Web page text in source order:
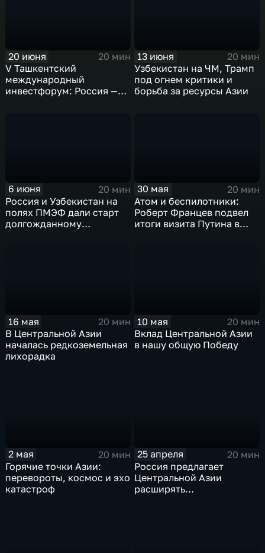
20 июня
20 мин
V Ташкентский
международный
инвестфорум: Россия —
13 июня
20 мин
Узбекистан на ЧМ, Трамп
под огнем критики и
борьба за ресурсы Азии
6 июня
20 мин
Россия и Узбекистан на
полях ПМЭФ дали старт
долгожданному
30 мая
20 мин
Атом и беспилотники:
Роберт Францев подвел
итоги визита Путина в
16 мая
20 мин
В Центральной Азии
началась редкоземельная
лихорадка
10 мая
20 мин
Вклад Центральной Азии
в нашу общую Победу
2 мая
20 мин
Горячие точки Азии:
перевороты, космос и эхо
катастроф
25 апреля
20 мин
Россия предлагает
Центральной Азии
расширять